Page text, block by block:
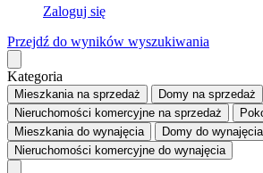
Zaloguj się
Przejdź do wyników wyszukiwania
Kategoria
Mieszkaniana sprzedaż Domy na sprzedaż
Nieruchomości komercyjne na sprzedaż
Mieszkaniado wynajęcia Domy do wynajęcia
Nieruchomości komercyjne do wynajęcia